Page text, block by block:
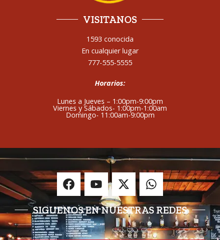
VISITANOS
1593 conocida
En cualquier lugar
777-555-5555
Horarios:
Lunes a Jueves – 1:00pm-9:00pm
Viernes y Sábados- 1:00pm-1:00am
Domingo- 11:00am-9:00pm
SIGUENOS EN NUESTRAS REDES